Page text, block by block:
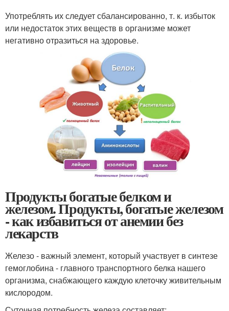
Употреблять их следует сбалансированно, т. к. избыток
или недостаток этих веществ в организме может
негативно отразиться на здоровье.
Продукты богатые белком и
железом. Продукты, богатые железом
- как избавиться от анемии без
лекарств
Железо - важный элемент, который участвует в синтезе
гемоглобина - главного транспортного белка нашего
организма, снабжающего каждую клеточку живительным
кислородом.